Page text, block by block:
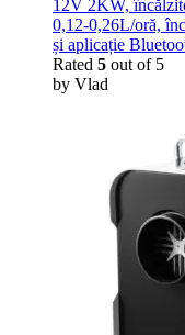
12V 2KW,
0,12-0,26L/oră,
și aplicație
Rated 5 out of 5
by Vlad